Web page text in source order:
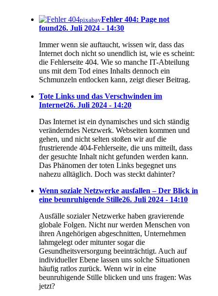
pixabayFehler 404: Page not
found26. Juli 2024 - 14:30
Immer wenn sie auftaucht, wissen wir, dass das
Internet doch nicht so unendlich ist, wie es scheint:
die Fehlerseite 404. Wie so manche IT-Abteilung
uns mit dem Tod eines Inhalts dennoch ein
Schmunzeln entlocken kann, zeigt dieser Beitrag.
Tote Links und das Verschwinden im
Internet26. Juli 2024 - 14:20
Das Internet ist ein dynamisches und sich ständig
veränderndes Netzwerk. Webseiten kommen und
gehen, und nicht selten stoßen wir auf die
frustrierende 404-Fehlerseite, die uns mitteilt, dass
der gesuchte Inhalt nicht gefunden werden kann.
Das Phänomen der toten Links begegnet uns
nahezu alltäglich. Doch was steckt dahinter?
Wenn soziale Netzwerke ausfallen – Der Blick in
eine beunruhigende Stille26. Juli 2024 - 14:10
Ausfälle sozialer Netzwerke haben gravierende
globale Folgen. Nicht nur werden Menschen von
ihren Angehörigen abgeschnitten, Unternehmen
lahmgelegt oder mitunter sogar die
Gesundheitsversorgung beeinträchtigt. Auch auf
individueller Ebene lassen uns solche Situationen
häufig ratlos zurück. Wenn wir in eine
beunruhigende Stille blicken und uns fragen: Was
jetzt?